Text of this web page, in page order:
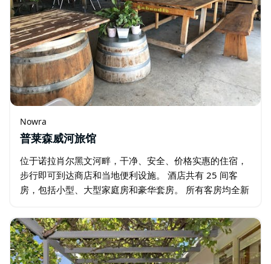
Nowra
普莱森威河旅馆
位于诺拉肖尔黑文河畔，干净、安全、价格实惠的住宿，
步行即可到达商店和当地便利设施。 酒店共有 25 间客
房，包括小型、大型家庭房和豪华套房。 所有客房均全新
咖啡/茶饮的会议室…